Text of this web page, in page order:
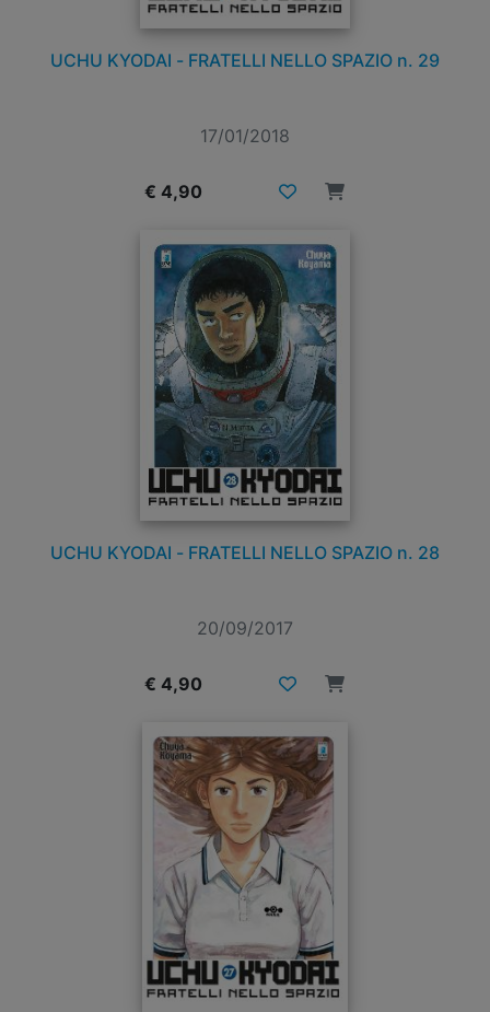
UCHU KYODAI - FRATELLI NELLO SPAZIO n. 29
17/01/2018
€ 4,90
UCHU KYODAI - FRATELLI NELLO SPAZIO n. 28
20/09/2017
€ 4,90